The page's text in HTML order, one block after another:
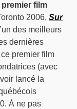
premier film
2006,Sur
des meilleurs
dernières
premier film
(avec
lancé la
À ne pas